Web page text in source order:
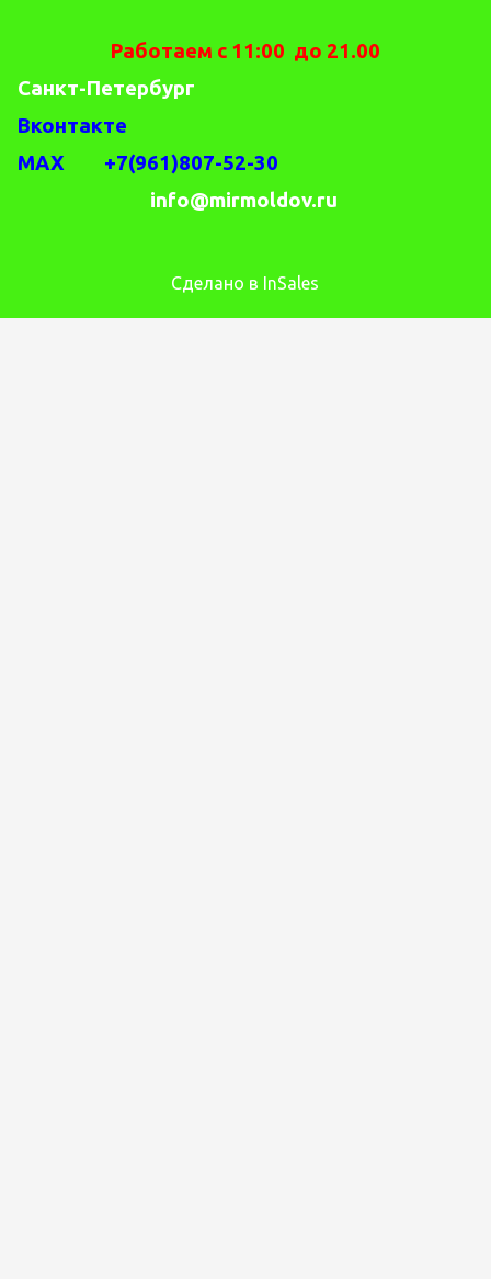
Работаем с 11:00 до 21.00
Санкт-Петербург
Вконтакте
MAX +7(961)807-52-30
info@mirmoldov.ru
Сделано в InSales